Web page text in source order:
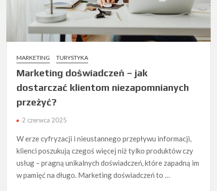
MARKETING TURYSTYKA
Marketing doświadczeń – jak
dostarczać klientom niezapomnianych
przeżyć?
2 czerwca 2025
W erze cyfryzacji i nieustannego przepływu informacji,
klienci poszukują czegoś więcej niż tylko produktów czy
usług – pragną unikalnych doświadczeń, które zapadną im
w pamięć na długo. Marketing doświadczeń to …